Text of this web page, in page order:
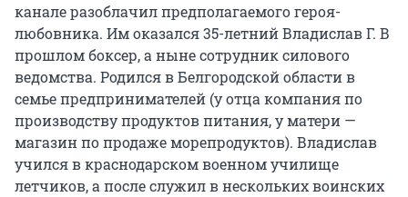
канале разоблачил предполагаемого героя-
любовника. Им оказался 35-летнийВладислав Г. В
прошлом боксер, а ныне сотрудник силового
ведомства. Родился в Белгородской области в
семье предпринимателей (у отца компания по
производству продуктов питания, у матери —
магазин по продаже морепродуктов). Владислав
учился в краснодарском военном училище
летчиков, а после служил в нескольких воинских